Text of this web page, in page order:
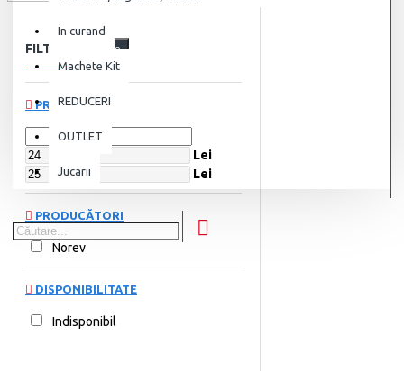
In curand
Machete Kit
REDUCERI
OUTLET
Jucarii
FILTRU Șterge
PREȚ
Lei
Lei
PRODUCĂTORI
Norev
DISPONIBILITATE
Indisponibil